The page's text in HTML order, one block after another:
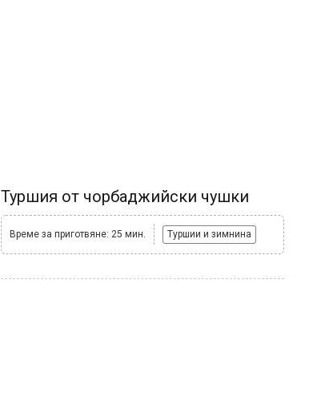
Туршия от чорбаджийски чушки
Време за приготвяне: 25 мин. Туршии и зимнина